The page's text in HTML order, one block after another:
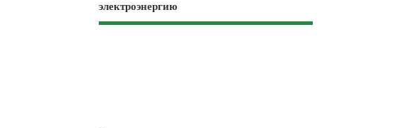
электроэнергию